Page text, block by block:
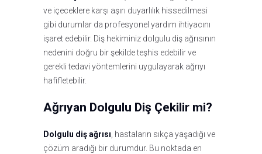
ve içeceklere karşı aşırı duyarlılık hissedilmesi
gibi durumlar da profesyonel yardım ihtiyacını
işaret edebilir. Diş hekiminiz dolgulu diş ağrısının
nedenini doğru bir şekilde teşhis edebilir ve
gerekli tedavi yöntemlerini uygulayarak ağrıyı
hafifletebilir.
Ağrıyan Dolgulu Diş Çekilir mi?
Dolgulu diş ağrısı, hastaların sıkça yaşadığı ve
çözüm aradığı bir durumdur. Bu noktada en